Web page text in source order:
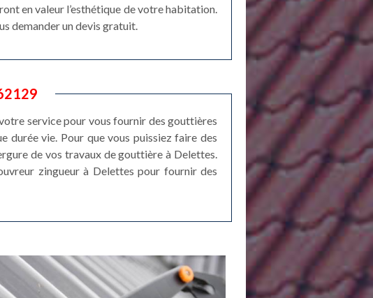
en valeur l’esthétique de votre habitation.
demander un devis gratuit.
service pour vous fournir des gouttières
durée vie. Pour que vous puissiez faire des
de vos travaux de gouttière à Delettes.
zingueur à Delettes pour fournir des